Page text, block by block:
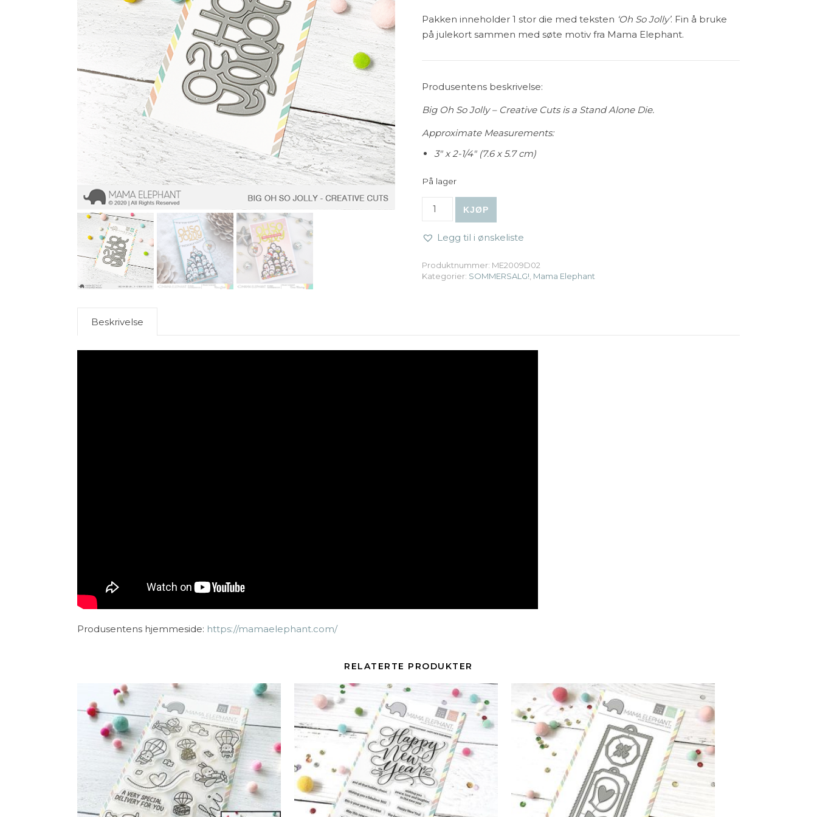
Pakken inneholder 1 stor die med teksten ‘Oh So Jolly’. Fin å bruke
på julekort sammen med søte motiv fra Mama Elephant.
Produsentens beskrivelse:
Big Oh So Jolly – Creative Cuts is a Stand Alone Die.
Approximate Measurements:
3″ x 2-1/4″ (7.6 x 5.7 cm)
På lager
KJØP
Legg til i ønskeliste
Produktnummer: ME2009D02
Kategorier: SOMMERSALG! Mama Elephant
Beskrivelse
Produsentens hjemmeside: https://mamaelephant.com/
RELATERTE PRODUKTER